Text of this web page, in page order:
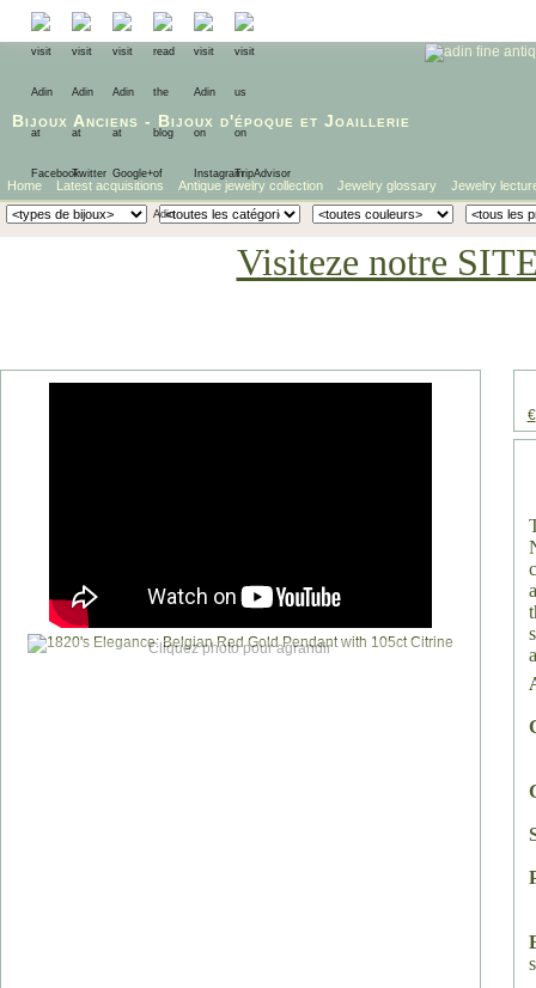
Bijoux Anciens - Bijoux d'époque et Joaillerie
Home Latest acquisitions Antique jewelry collection Jewelry glossary Jewelry
Visiteze notre
€
Cliquez photo pour agrandir